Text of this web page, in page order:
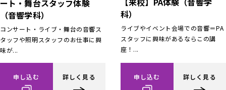
ート・舞台スタッフ体験
（音響学科）
コンサート・ライブ・舞台の音響ス
タッフや照明スタッフのお仕事に興
味が...
申し込む 詳しく見る
科）
ライブやイベント会場での音響＝PA
スタッフに興味があるならこの講
座！...
申し込む 詳しく見る